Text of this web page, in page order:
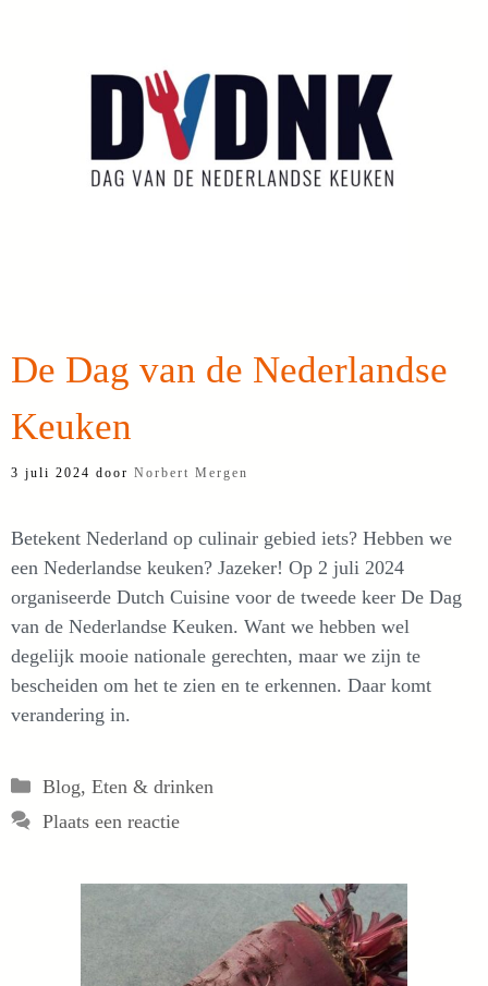
De Dag van de Nederlandse
Keuken
3 juli 2024 door Norbert Mergen
Betekent Nederland op culinair gebied iets? Hebben we
een Nederlandse keuken? Jazeker! Op 2 juli 2024
organiseerde Dutch Cuisine voor de tweede keer De Dag
van de Nederlandse Keuken. Want we hebben wel
degelijk mooie nationale gerechten, maar we zijn te
bescheiden om het te zien en te erkennen. Daar komt
verandering in.
Categorieën
Blog, Eten & drinken
Plaats een reactie